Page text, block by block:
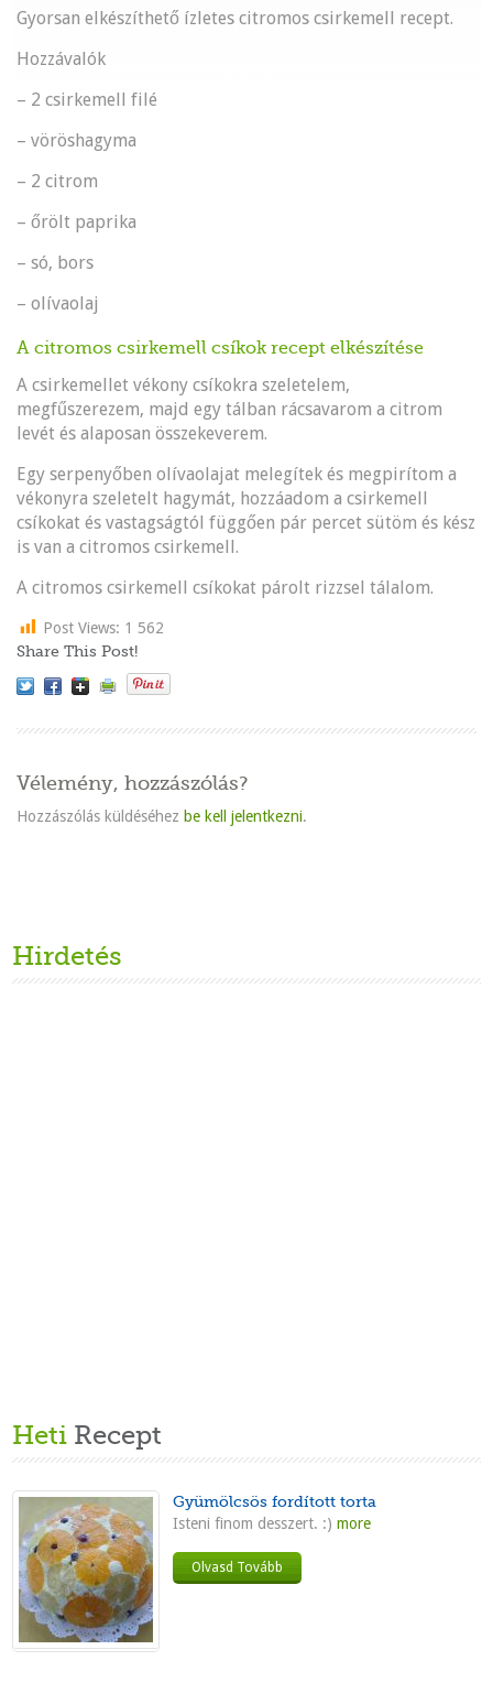
Gyorsan elkészíthető ízletes citromos csirkemell recept.
Hozzávalók
– 2 csirkemell filé
– vöröshagyma
– 2 citrom
– őrölt paprika
– só, bors
– olívaolaj
A citromos csirkemell csíkok recept elkészítése
A csirkemellet vékony csíkokra szeletelem,
megfűszerezem, majd egy tálban rácsavarom a citrom
levét és alaposan összekeverem.
Egy serpenyőben olívaolajat melegítek és megpirítom a
vékonyra szeletelt hagymát, hozzáadom a csirkemell
csíkokat és vastagságtól függően pár percet sütöm és kész
is van a citromos csirkemell.
A citromos csirkemell csíkokat párolt rizzsel tálalom.
Post Views: 1 562
Share This Post!
Vélemény, hozzászólás?
Hozzászólás küldéséhez be kell jelentkezni.
Hirdetés
Heti Recept
Gyümölcsös fordított torta
Isteni finom desszert. :) more
Olvasd Tovább